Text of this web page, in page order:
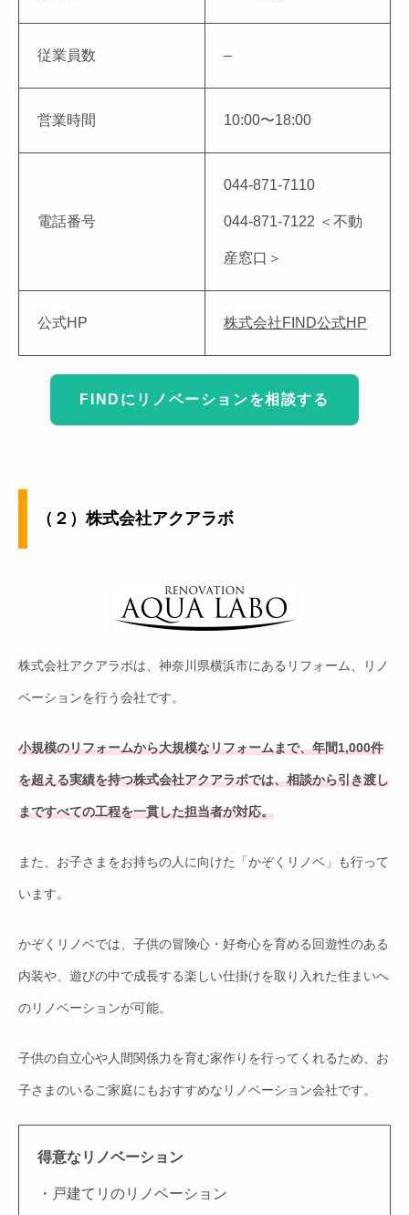
従業員数 –
営業時間 10:00〜18:00
電話番号
044-871-7110
044-871-7122 ＜不動
産窓口＞
公式HP 株式会社FIND公式HP
FINDにリノベーションを相談する
（２）株式会社アクアラボ
株式会社アクアラボは、神奈川県横浜市にあるリフォーム、リノ
ベーションを行う会社です。
小規模のリフォームから大規模なリフォームまで、年間1,000件
を超える実績を持つ株式会社アクアラボでは、相談から引き渡し
まですべての工程を一貫した担当者が対応。
また、お子さまをお持ちの人に向けた「かぞくリノベ」も行って
います。
かぞくリノベでは、子供の冒険心・好奇心を育める回遊性のある
内装や、遊びの中で成長する楽しい仕掛けを取り入れた住まいへ
のリノベーションが可能。
子供の自立心や人間関係力を育む家作りを行ってくれるため、お
子さまのいるご家庭にもおすすめなリノベーション会社です。
得意なリノベーション
・戸建てリのリノベーション